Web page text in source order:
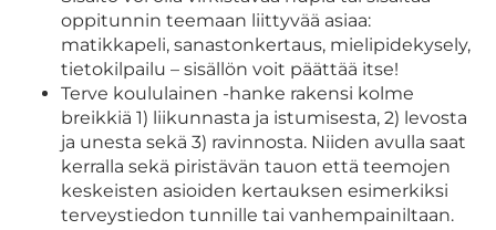
oppitunnin teemaan liittyvää asiaa:
matikkapeli, sanastonkertaus, mielipidekysely,
tietokilpailu – sisällön voit päättää itse!
Terve koululainen -hanke rakensi kolme
breikkiä 1) liikunnasta ja istumisesta, 2) levosta
ja unesta sekä 3) ravinnosta. Niiden avulla saat
kerralla sekä piristävän tauon että teemojen
keskeisten asioiden kertauksen esimerkiksi
terveystiedon tunnille tai vanhempainiltaan.